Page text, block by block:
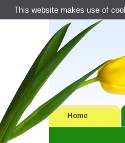
Home
This website makes use of